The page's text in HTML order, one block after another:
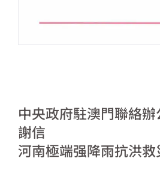
中央政府駐澳門聯絡
謝信
河南極端强降雨抗洪救